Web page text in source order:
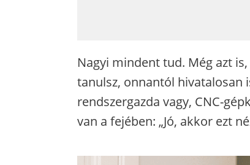
Nagyi mindent tud. Még azt
tanulsz, onnantól hivatalosan
rendszergazda vagy, CNC-
van a fejében: „Jó, akkor ezt